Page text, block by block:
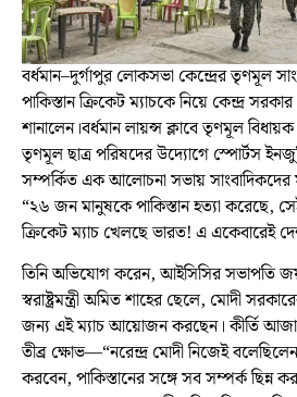
বর্ধমান–দুর্গাপুর লোকসভা কেন্দ্রের তৃণমূল
পাকিস্তান ক্রিকেট ম্যাচকে নিয়ে কেন্দ্র
শানালেন।বর্ধমান লায়ন্স ক্লাবে তৃণমূল
তৃণমূল ছাত্র পরিষদের উদ্যোগে স্পোর্টস
সম্পর্কিত এক আলোচনা সভায়
“২৬ জন মানুষকে পাকিস্তান হত্যা করেছে,
ক্রিকেট ম্যাচ খেলছে ভারত! এ একেবারেই
তিনি অভিযোগ করেন, আইসিসির সভাপতি জয়
স্বরাষ্ট্রমন্ত্রী অমিত শাহের ছেলে, মোদী
জন্য এই ম্যাচ আয়োজন করছেন। কীর্তি
তীব্র ক্ষোভ—“নরেন্দ্র মোদী নিজেই
করবেন, পাকিস্তানের সঙ্গে সব সম্পর্ক